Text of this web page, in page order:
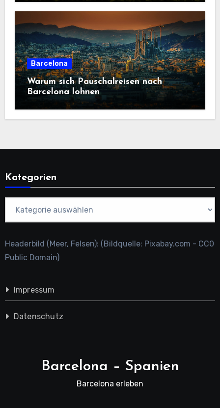
Barcelona
Warum sich Pauschalreisen nach
Barcelona lohnen
Kategorien
Headerbild (Meer, Felsen): (Bildquelle: Pixabay.com - CC0
Public Domain)
Impressum
Datenschutz
Barcelona – Spanien
Barcelona erleben